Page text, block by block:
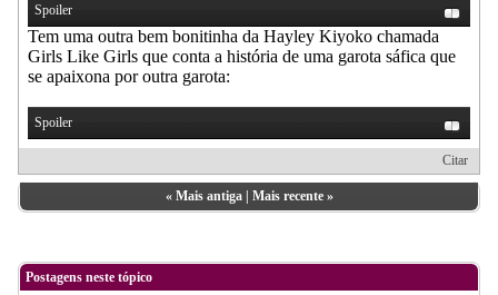
Spoiler
Tem uma outra bem bonitinha da Hayley Kiyoko chamada
Girls Like Girls que conta a história de uma garota sáfica que
se apaixona por outra garota:
Spoiler
Citar
« Mais antiga| Mais recente»
Postagens neste tópico